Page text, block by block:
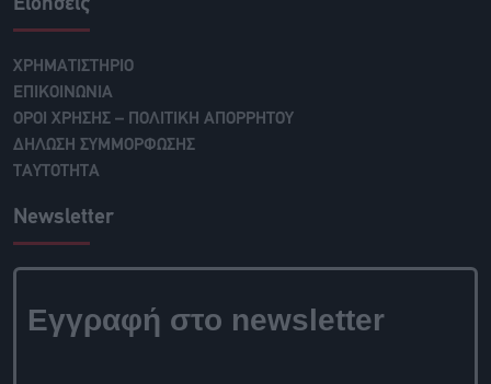
ΧΡΗΜΑΤΙΣΤΗΡΙΟ
ΕΠΙΚΟΙΝΩΝΙΑ
ΟΡΟΙ ΧΡΗΣΗΣ – ΠΟΛΙΤΙΚΗ ΑΠΟΡΡΗΤΟΥ
ΔΗΛΩΣΗ ΣΥΜΜΟΡΦΩΣΗΣ
ΤΑΥΤΟΤΗΤΑ
Newsletter
Εγγραφή στο newsletter